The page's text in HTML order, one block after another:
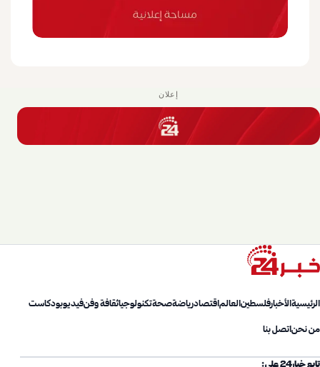
إعلان
الرئيسيةالأخبارفلسطينالعالماقتصادرياضةصحةتكنولوجياثقافة وفنفيديوبودكاست
من نحناتصل بنا